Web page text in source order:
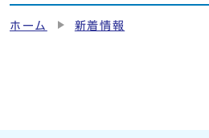
ホーム 新着情報